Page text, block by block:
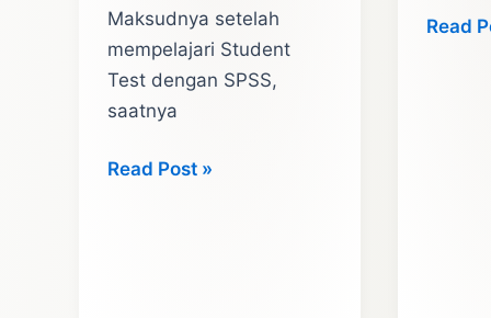
Maksudnya setelah
mempelajari Student
Test dengan SPSS,
saatnya
Tutorial
Read Post »
Read